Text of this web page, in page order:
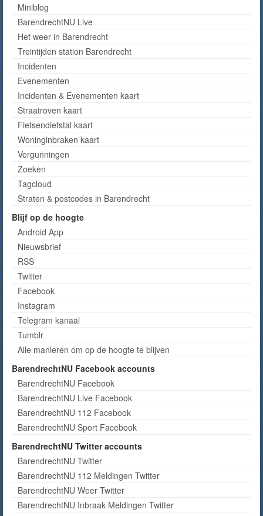
Miniblog
BarendrechtNU Live
Het weer in Barendrecht
Treintijden station Barendrecht
Incidenten
Evenementen
Incidenten & Evenementen kaart
Straatroven kaart
Fietsendiefstal kaart
Woninginbraken kaart
Vergunningen
Zoeken
Tagcloud
Straten & postcodes in Barendrecht
Blijf op de hoogte
Android App
Nieuwsbrief
RSS
Twitter
Facebook
Instagram
Telegram kanaal
Tumblr
Alle manieren om op de hoogte te blijven
BarendrechtNU Facebook accounts
BarendrechtNU Facebook
BarendrechtNU Live Facebook
BarendrechtNU 112 Facebook
BarendrechtNU Sport Facebook
BarendrechtNU Twitter accounts
BarendrechtNU Twitter
BarendrechtNU 112 Meldingen Twitter
BarendrechtNU Weer Twitter
BarendrechtNU Inbraak Meldingen Twitter